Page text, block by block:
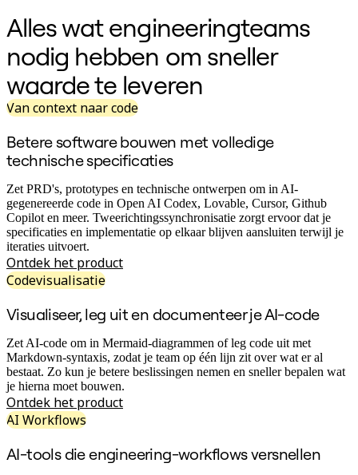
Planning & Delivery
Doelplanning
Organisatieontwerp
Oplossingen
Per bedrijfssegment
Enterprise
Kleine bedrijven
Per branche
Digitaal
Professionele dienstverlening
Productie
Retail
Financiële dienstverlening
Levenswetenschappen en farmacie
Per team
Productbeheer
Design en UX
Engineering
Bedrijfsactiviteiten
IT
Per strategisch initiatief
Productbesturingssysteem
AI-transformatie
Werkwijzen-transformatie
Hulpbronnen
Alles wat engineeringteams
nodig hebben om sneller
waarde te leveren
Van context naar code
Betere software bouwen met volledige
technische specificaties
Zet PRD's, prototypes en technische ontwerpen om in AI-
gegenereerde code in Open AI Codex, Lovable, Cursor, Github
Copilot en meer. Tweerichtingssynchronisatie zorgt ervoor dat je
specificaties en implementatie op elkaar blijven aansluiten terwijl je
iteraties uitvoert.
Ontdek het product
Codevisualisatie
Visualiseer, leg uit en documenteer je AI-code
Zet AI-code om in Mermaid-diagrammen of leg code uit met
Markdown-syntaxis, zodat je team op één lijn zit over wat er al
bestaat. Zo kun je betere beslissingen nemen en sneller bepalen wat
je hierna moet bouwen.
Ontdek het product
AI Workflows
AI-tools die engineering-workflows versnellen